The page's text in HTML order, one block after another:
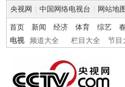
央视网 中国网络电视台 网站地图
首页 新闻 经济 体育 综艺
电视
频道大全 栏目大全 节目